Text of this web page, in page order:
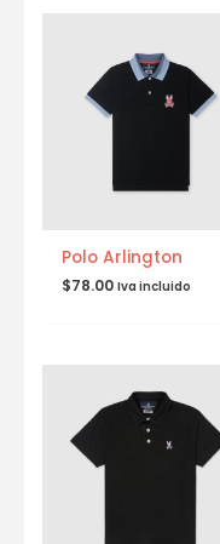
Polo Arlington
$78.00 Iva incluido